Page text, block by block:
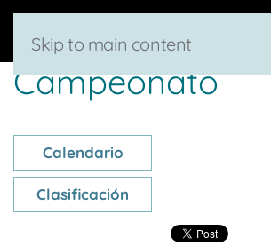
Skip to main content
Campeonato
Calendario
Clasificación